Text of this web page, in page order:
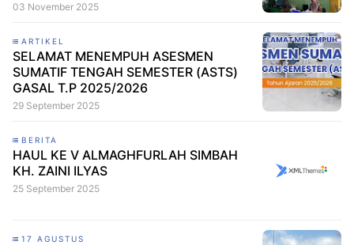
03 November 2025
ARTIKEL
SELAMAT MENEMPUH ASESMEN
SUMATIF TENGAH SEMESTER (ASTS)
GASAL T.P 2025/2026
29 September 2025
BERITA
HAUL KE V ALMAGHFURLAH SIMBAH
KH. ZAINI ILYAS
25 September 2025
17 AGUSTUS